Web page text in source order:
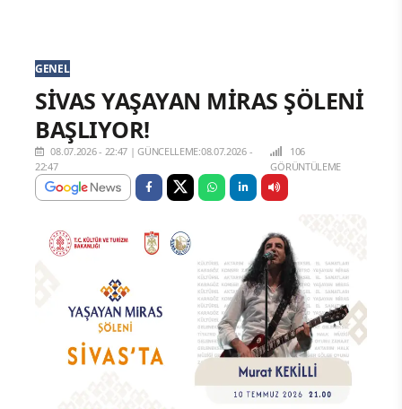
GENEL
SİVAS YAŞAYAN MİRAS ŞÖLENİ
BAŞLIYOR!
08.07.2026 - 22:47 |GÜNCELLEME:08.07.2026 -
22:47
106
GÖRÜNTÜLEME